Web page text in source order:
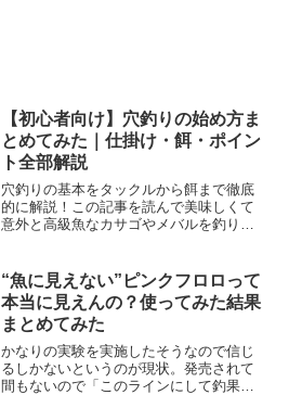
【初心者向け】穴釣りの始め方ま
とめてみた｜仕掛け・餌・ポイン
ト全部解説
穴釣りの基本をタックルから餌まで徹底
的に解説！この記事を読んで美味しくて
意外と高級魚なカサゴやメバルを釣りあ
“魚に見えない”ピンクフロロって
本当に見えんの？使ってみた結果
まとめてみた
かなりの実験を実施したそうなので信じ
るしかないというのが現状。発売されて
間もないので「このラインにして釣果上